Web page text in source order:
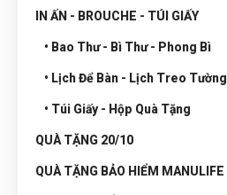
IN ẤN - BROUCHE - TÚI GIẤY
• Bao Thư - Bì Thư - Phong Bì
• Lịch Để Bàn - Lịch Treo Tường
• Túi Giấy - Hộp Quà Tặng
QUÀ TẶNG 20/10
QUÀ TẶNG BẢO HIỂM MANULIFE